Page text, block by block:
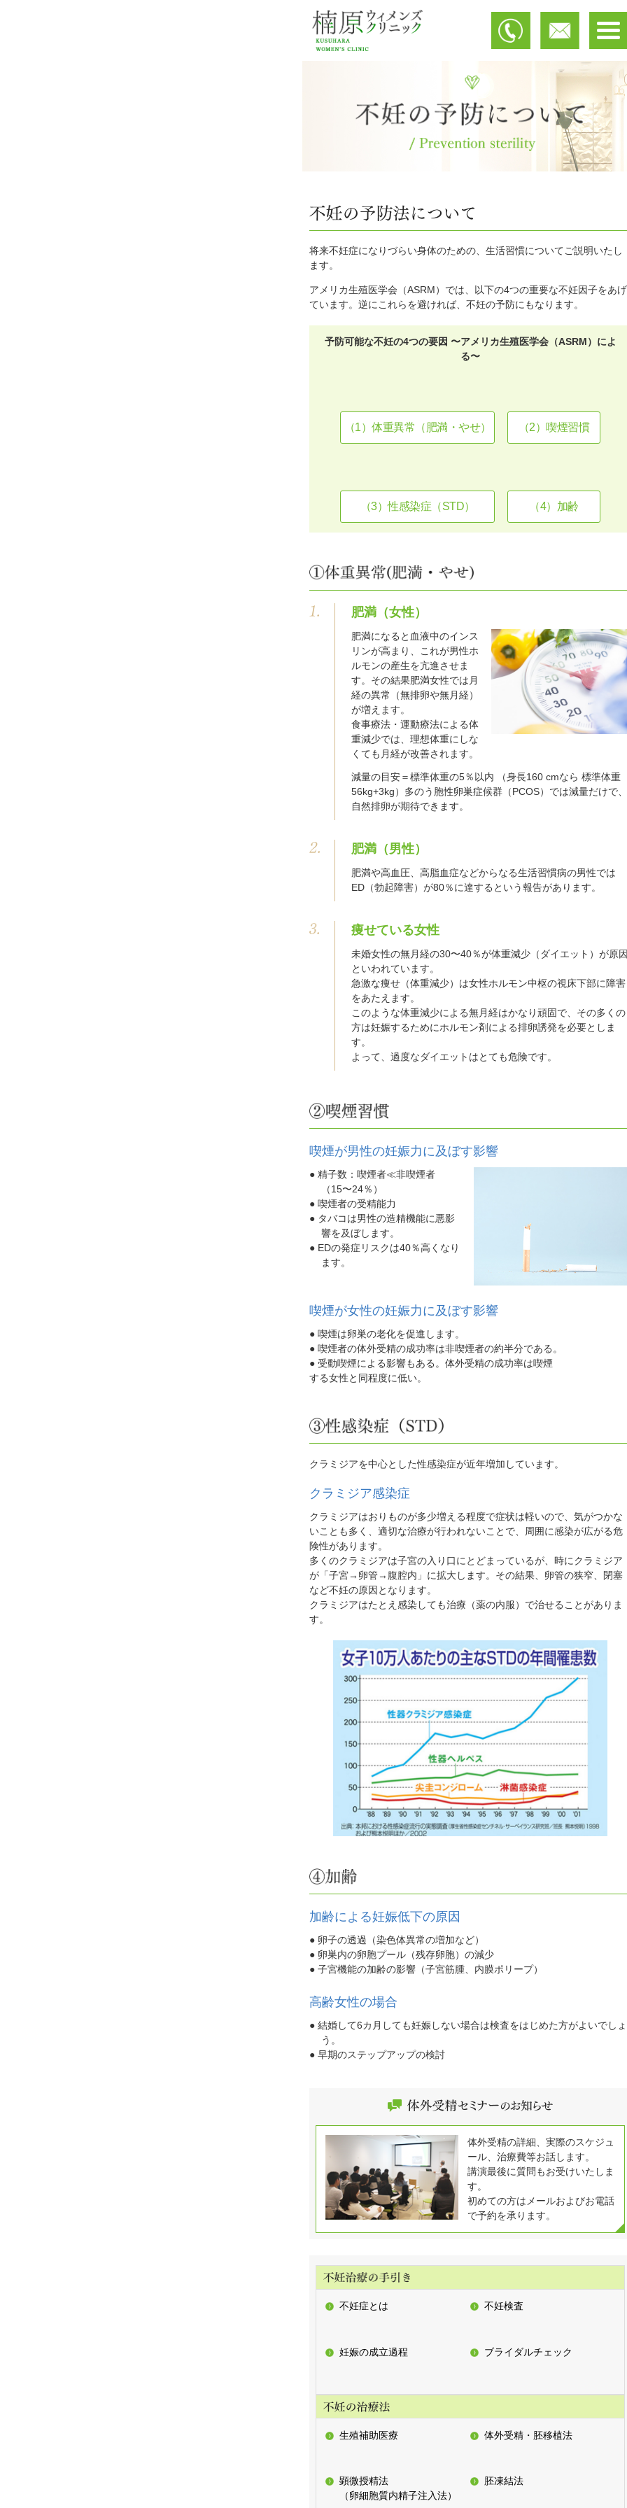
将来不妊症になりづらい身体のための、生活習慣についてご説明いたし
ます。
アメリカ生殖医学会（ASRM）では、以下の4つの重要な不妊因子をあげ
ています。逆にこれらを避ければ、不妊の予防にもなります。
予防可能な不妊の4つの要因 〜アメリカ生殖医学会（ASRM）によ
る〜
（1）体重異常（肥満・やせ） （2）喫煙習慣
（3）性感染症（STD） （4）加齢
肥満（女性）
肥満になると血液中のインス
リンが高まり、これが男性ホ
ルモンの産生を亢進させま
す。その結果肥満女性では月
経の異常（無排卵や無月経）
が増えます。
食事療法・運動療法による体
重減少では、理想体重にしな
くても月経が改善されます。
減量の目安＝標準体重の5％以内 （身長160 cmなら 標準体重
56kg+3kg）多のう胞性卵巣症候群（PCOS）では減量だけで
自然排卵が期待できます。
肥満（男性）
肥満や高血圧、高脂血症などからなる生活習慣病の男性では
ED（勃起障害）が80％に達するという報告があります。
痩せている女性
未婚女性の無月経の30〜40％が体重減少（ダイエット）が原
といわれています。
急激な痩せ（体重減少）は女性ホルモン中枢の視床下部に障害
をあたえます。
このような体重減少による無月経はかなり頑固で、その多くの
方は妊娠するためにホルモン剤による排卵誘発を必要としま
す。
よって、過度なダイエットはとても危険です。
喫煙が男性の妊娠力に及ぼす影響
● 精子数：喫煙者≪非喫煙者
（15〜24％）
● 喫煙者の受精能力
● タバコは男性の造精機能に悪影
響を及ぼします。
● EDの発症リスクは40％高くなり
ます。
喫煙が女性の妊娠力に及ぼす影響
● 喫煙は卵巣の老化を促進します。
● 喫煙者の体外受精の成功率は非喫煙者の約半分である。
● 受動喫煙による影響もある。体外受精の成功率は喫煙
する女性と同程度に低い。
クラミジアを中心とした性感染症が近年増加しています。
クラミジア感染症
クラミジアはおりものが多少増える程度で症状は軽いので、気がつかな
いことも多く、適切な治療が行われないことで、周囲に感染が広がる危
険性があります。
多くのクラミジアは子宮の入り口にとどまっているが、時にクラミジア
が「子宮→卵管→腹腔内」に拡大します。その結果、卵管の狭窄、閉塞
など不妊の原因となります。
クラミジアはたとえ感染しても治療（薬の内服）で治せることがありま
す。
加齢による妊娠低下の原因
● 卵子の透過（染色体異常の増加など）
● 卵巣内の卵胞プール（残存卵胞）の減少
● 子宮機能の加齢の影響（子宮筋腫、内膜ポリープ）
高齢女性の場合
● 結婚して6カ月しても妊娠しない場合は検査をはじめた方がよいでしょ
う。
● 早期のステップアップの検討
体外受精の詳細、実際のスケジュ
ール、治療費等お話します。
講演最後に質問もお受けいたしま
す。
初めての方はメールおよびお電話
で予約を承ります。
不妊症とは 不妊検査
妊娠の成立過程 ブライダルチェック
生殖補助医療 体外受精・胚移植法
顕微授精法
（卵細胞質内精子注入法）
胚凍結法